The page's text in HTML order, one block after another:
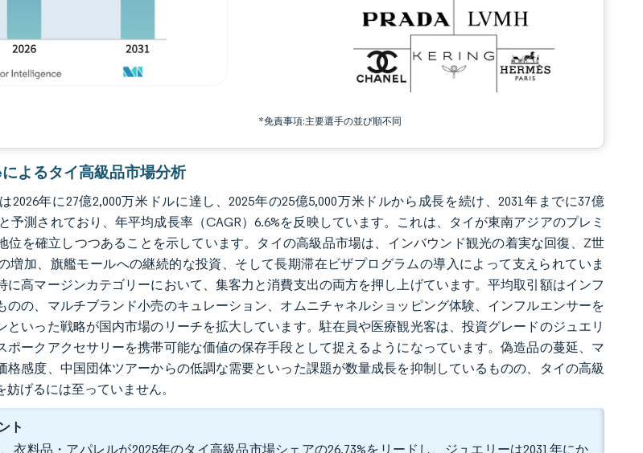
*免責事項:主要選手の並び順不同
よるタイ高級品市場分析
2026年に27億2,000万米ドルに達し、2025年の25億5,000万米ドルから成長を続け、2031年までに37億
予測されており、年平均成長率（CAGR）6.6%を反映しています。これは、タイが東南アジアのプレミ
位を確立しつつあることを示しています。タイの高級品市場は、インバウンド観光の着実な回復、Z世
増加、旗艦モールへの継続的な投資、そして長期滞在ビザプログラムの導入によって支えられていま
に高マージンカテゴリーにおいて、集客力と消費支出の両方を押し上げています。平均取引額はインフ
のの、マルチブランド小売のキュレーション、オムニチャネルショッピング体験、インフルエンサーを
といった戦略が国内市場のリーチを拡大しています。駐在員や医療観光客は、投資グレードのジュエリ
ポークアクセサリーを携帯可能な価値の保存手段として捉えるようになっています。偽造品の蔓延、マ
格感度、中国団体ツアーからの低調な需要といった課題が数量成長を抑制しているものの、タイの高級
げるには至っていません。
ト
衣料品・アパレルが2025年のタイ高級品市場シェアの26.73%をリードし、ジュエリーは2031年にか